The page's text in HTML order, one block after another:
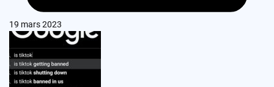
19 mars 2023